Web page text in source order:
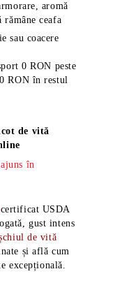
aromă
rămâneceafa
sau coacere
0 RON peste
RON în restul
de vită
în
certificat USDA
gust intens
de vită
și află cum
excepțională.